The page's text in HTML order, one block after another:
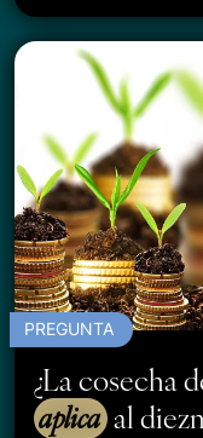
PREGUNTA
¿La cosecha
aplica al